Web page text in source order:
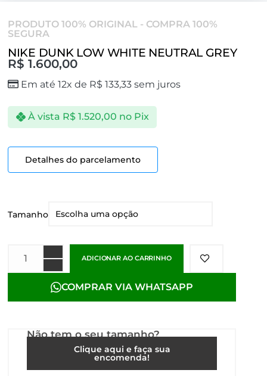
PRODUTO 100% ORIGINAL - COMPRA 100%
SEGURA
NIKE DUNK LOW WHITE NEUTRAL GREY
R$ 1.600,00
Em até 12x de R$ 133,33 sem juros
À vista R$1.520,00 no Pix
Detalhes do parcelamento
Tamanho
ADICIONAR AO CARRINHO
COMPRAR VIA WHATSAPP
Não tem o seu tamanho?
Clique aqui e faça sua
encomenda!